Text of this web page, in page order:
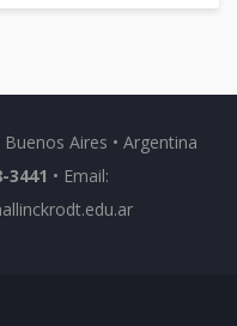
Buenos Aires • Argentina
3441 • Email: